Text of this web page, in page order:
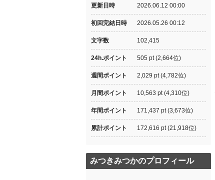
更新日時 2026.06.12 00:00
初回完結日時 2026.05.26 00:12
文字数 102,415
24h.ポイント 505 pt (2,664位)
週間ポイント 2,029 pt (4,782位)
月間ポイント 10,563 pt (4,310位)
年間ポイント 171,437 pt (3,673位)
累計ポイント 172,616 pt (21,918位)
みつきみつかのプロフィール